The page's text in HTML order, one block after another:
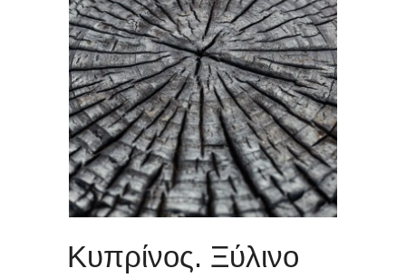
Κυπρίνος. Ξύλινο